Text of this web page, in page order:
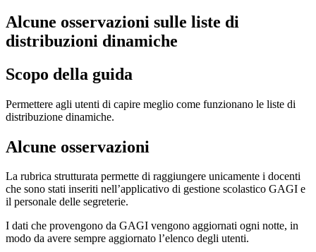
Alcune osservazioni sulle liste di
distribuzioni dinamiche
Scopo della guida
Permettere agli utenti di capire meglio come funzionano le liste di
distribuzione dinamiche.
Alcune osservazioni
La rubrica strutturata permette di raggiungere unicamente i docenti
che sono stati inseriti nell’applicativo di gestione scolastico GAGI e
il personale delle segreterie.
I dati che provengono da GAGI vengono aggiornati ogni notte, in
modo da avere sempre aggiornato l’elenco degli utenti.